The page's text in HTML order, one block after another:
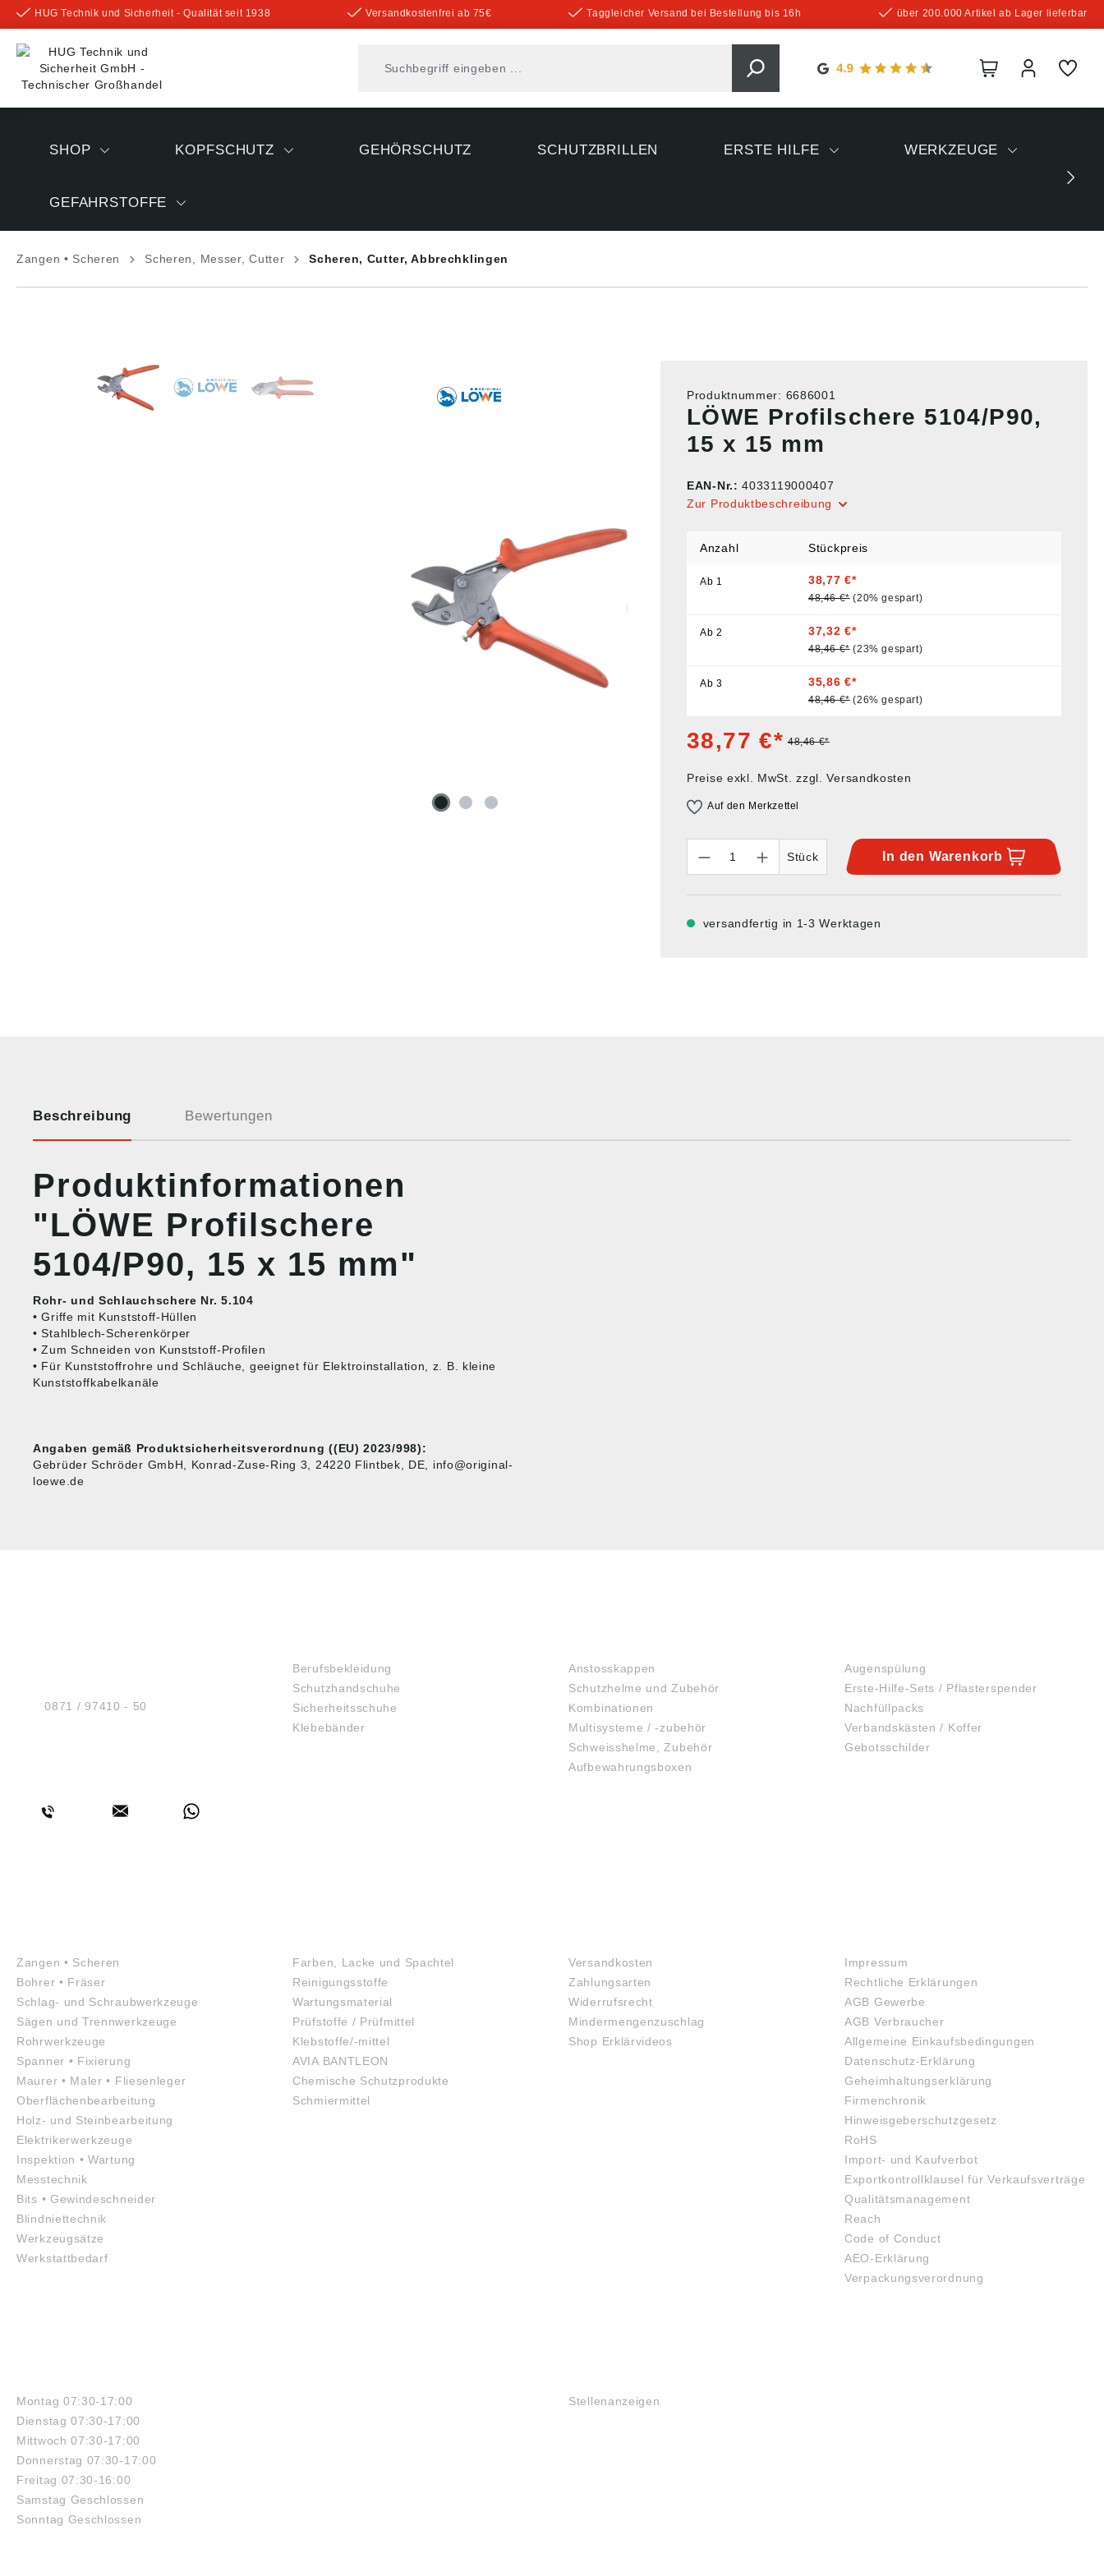
springen
HUG Technik und Sicherheit - Qualität seit 1938 Versandkostenfrei ab 75€ Taggleicher Versand bei Bestellung bis 16h über 200.000 Artikel ab Lager lieferbar
SHOP KOPFSCHUTZ GEHÖRSCHUTZ SCHUTZBRILLEN ERSTE HILFE WERKZEUGE
GEFAHRSTOFFE
Zangen • Scheren Scheren, Messer, Cutter Scheren, Cutter, Abbrechklingen
Produktnummer: 6686001
LÖWE Profilschere 5104/P90,
15 x 15 mm
EAN-Nr.:4033119000407
Zur Produktbeschreibung
Anzahl Stückpreis
Ab 1 38,77 €*
48,46 €* (20% gespart)
Ab 2 37,32 €*
48,46 €* (23% gespart)
Ab 3 35,86 €*
48,46 €* (26% gespart)
38,77 €* 48,46 €*
Preise exkl. MwSt. zzgl. Versandkosten
Auf den Merkzettel
Stück
In den Warenkorb
versandfertig in 1-3 Werktagen
Beschreibung Bewertungen
Produktinformationen
"LÖWE Profilschere
5104/P90, 15 x 15 mm"
Rohr- und Schlauchschere Nr. 5.104
• Griffe mit Kunststoff-Hüllen
• Stahlblech-Scherenkörper
• Zum Schneiden von Kunststoff-Profilen
• Für Kunststoffrohre und Schläuche, geeignet für Elektroinstallation, z. B. kleine
Kunststoffkabelkanäle
Angaben gemäß Produktsicherheitsverordnung ((EU) 2023/998):
Gebrüder Schröder GmbH, Konrad-Zuse-Ring 3, 24220 Flintbek, DE, info@original-
loewe.de
Tel.:0871 / 97410 - 50
Berufsbekleidung
Schutzhandschuhe
Sicherheitsschuhe
Klebebänder
Anstosskappen
Schutzhelme und Zubehör
Kombinationen
Multisysteme / -zubehör
Schweisshelme, Zubehör
Aufbewahrungsboxen
Augenspülung
Erste-Hilfe-Sets / Pflasterspender
Nachfüllpacks
Verbandskästen / Koffer
Gebotsschilder
Zangen • Scheren
Bohrer • Fräser
Schlag- und Schraubwerkzeuge
Sägen und Trennwerkzeuge
Rohrwerkzeuge
Spanner • Fixierung
Maurer • Maler • Fliesenleger
Oberflächenbearbeitung
Holz- und Steinbearbeitung
Elektrikerwerkzeuge
Inspektion • Wartung
Messtechnik
Bits • Gewindeschneider
Blindniettechnik
Werkzeugsätze
Werkstattbedarf
Farben, Lacke und Spachtel
Reinigungsstoffe
Wartungsmaterial
Prüfstoffe / Prüfmittel
Klebstoffe/-mittel
AVIA BANTLEON
Chemische Schutzprodukte
Schmiermittel
Versandkosten
Zahlungsarten
Widerrufsrecht
Mindermengenzuschlag
Shop Erklärvideos
Impressum
Rechtliche Erklärungen
AGB Gewerbe
AGB Verbraucher
Allgemeine Einkaufsbedingungen
Datenschutz-Erklärung
Geheimhaltungserklärung
Firmenchronik
Hinweisgeberschutzgesetz
RoHS
Import- und Kaufverbot
Exportkontrollklausel für Verkaufsverträge
Qualitätsmanagement
Reach
Code of Conduct
AEO-Erklärung
Verpackungsverordnung
Montag 07:30-17:00
Dienstag 07:30-17:00
Mittwoch 07:30-17:00
Donnerstag 07:30-17:00
Freitag 07:30-16:00
Samstag Geschlossen
Sonntag Geschlossen
Stellenanzeigen